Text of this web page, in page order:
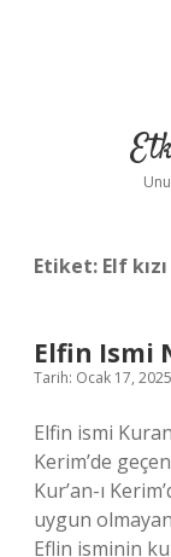
Etiket: Elf
Elfin Ismi
Tarih: Ocak 17, 2025
Elfin ismi
Kerim’de
Kur’an-ı
uygun
Eflin isminin